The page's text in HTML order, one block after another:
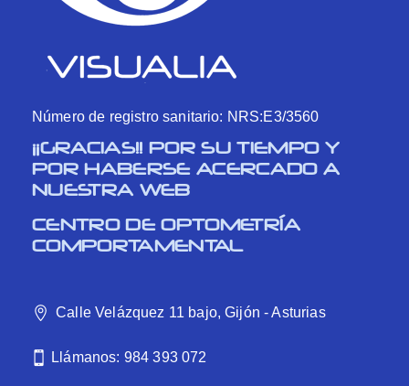
Número de registro sanitario: NRS:E3/3560
¡¡GRACIAS!! POR SU TIEMPO Y
POR HABERSE ACERCADO A
NUESTRA WEB
CENTRO DE OPTOMETRÍA
COMPORTAMENTAL
Calle Velázquez 11 bajo, Gijón - Asturias
Llámanos: 984 393 072